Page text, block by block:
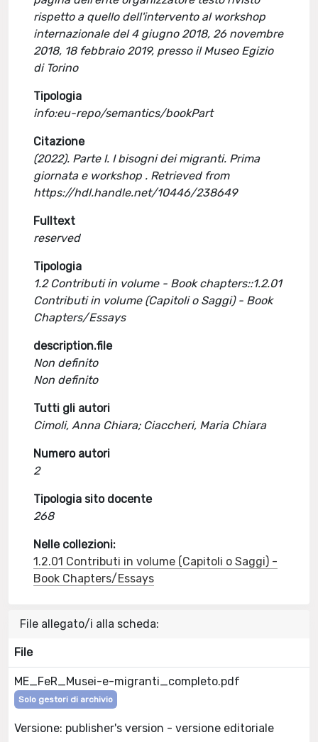
rispetto a quello dell'intervento al workshop
internazionale del 4 giugno 2018, 26 novembre
2018, 18 febbraio 2019, presso il Museo Egizio
di Torino
Tipologia
info:eu-repo/semantics/bookPart
Citazione
(2022). Parte I. I bisogni dei migranti. Prima
giornata e workshop . Retrieved from
https://hdl.handle.net/10446/238649
Fulltext
reserved
Tipologia
1.2 Contributi in volume - Book chapters::1.2.01
Contributi in volume (Capitoli o Saggi) - Book
Chapters/Essays
description.file
Non definito
Non definito
Tutti gli autori
Cimoli, Anna Chiara; Ciaccheri, Maria Chiara
Numero autori
2
Tipologia sito docente
268
Nelle collezioni:
1.2.01 Contributi in volume (Capitoli o Saggi) -
Book Chapters/Essays
File allegato/i alla scheda:
File
ME_FeR_Musei-e-migranti_completo.pdf
Solo gestori di archivio
Versione: publisher's version - versione editoriale